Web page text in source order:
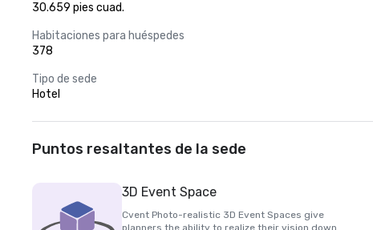
30.659 pies cuad.
Habitaciones para huéspedes
378
Tipo de sede
Hotel
Puntos resaltantes de la sede
3D Event Space
Cvent Photo-realistic 3D Event Spaces give
planners the ability to realize their vision down